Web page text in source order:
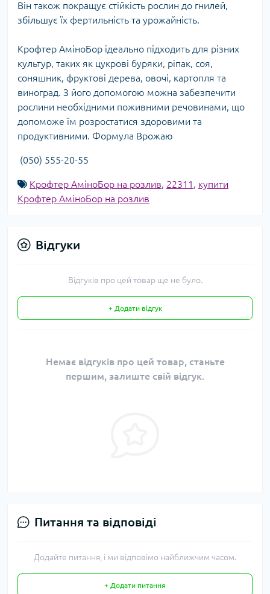
Він також покращує стійкість рослин до гнилей,
збільшує їх фертильність та урожайність.
Крофтер АміноБор ідеально підходить для різних
культур, таких як цукрові буряки, ріпак, соя,
соняшник, фруктові дерева, овочі, картопля та
виноград. З його допомогою можна забезпечити
рослини необхідними поживними речовинами, що
допоможе їм розростатися здоровими та
продуктивними. Формула Врожаю
(050) 555-20-55
Крофтер АміноБор на розлив, 22311 , купити
Крофтер АміноБор на розлив
Відгуки
Відгуків про цей товар ще не було.
+ Додати відгук
Немає відгуків про цей товар, станьте
першим, залиште свій відгук.
Питання та відповіді
Додайте питання, і ми відповімо найближчим часом.
+ Додати питання